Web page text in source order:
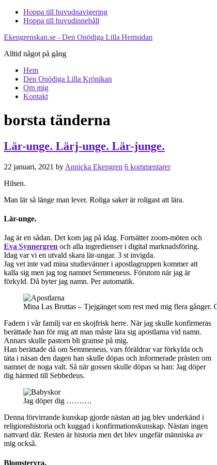
Hoppa till huvudnavigering
Hoppa till huvudinnehåll
Ekengrenskan.se - Den Onödiga Lilla Hemsidan
Alltid något på gång
Hem
Den Onödiga Lilla Krönikan
Om mig
Kontakt
borsta tänderna
Lär-unge. Lärj-unge. Lär-junge.
22 januari, 2021 by Annicka Ekengren 6 kommentarer
Hilsen.
Man lär så länge man lever. Roliga saker är roligast att lära.
Lär-unge.
Jag är en sådan. Det kom jag på idag. Fortsätter zoom-möten och
Eva Synnergren och alla ingredienser i digital marknadsföring.
Idag var vi en utvald skara lär-ungar. 3 st invigda.
Jag vet inte vad mina studievänner i apostlagruppen kommer att
kalla sig men jag tog namnet Semmeneus. Förutom när jag är
förkyld. Då byter jag namn. Per automatik.
Mina Las Bruttas – Tjejgänget som rest med mig flera
Fadern i vår familj var en skojfrisk herre. När jag skulle konfirmeras
berättade han för mig att man måste lära sig apostlarna vid namn.
Annars skulle pastorn bli gramse på mig.
Han berättade då om Semmeneus, vars föräldrar var förkylda och
täta i näsan den dagen han skulle döpas och informerade prästen om
namnet de noga valt. Så när gossen skulle döpas sa han: Jag döper
dig härmed till Sebbedeus.
Jag döper dig ……….
Denna förvirrande kunskap gjorde nästan att jag blev underkänd i
religionshistoria och kuggad i konfirmationskunskap. Nästan ingen
nattvard där. Resten är historia men det blev ungefär människa av
mig också.
Blomsteryra.